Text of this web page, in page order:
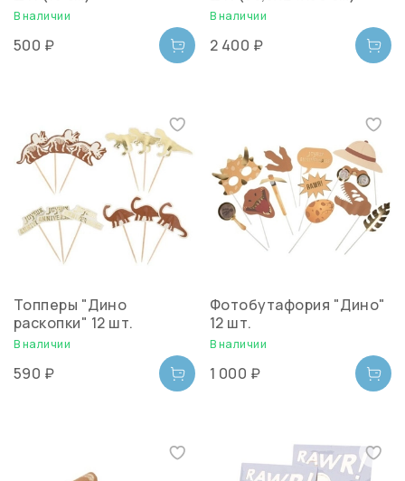
В наличии
500 ₽
В наличии
2 400 ₽
Топперы "Дино
раскопки" 12 шт.
В наличии
590 ₽
Фотобутафория "Дино"
12 шт.
В наличии
1 000 ₽